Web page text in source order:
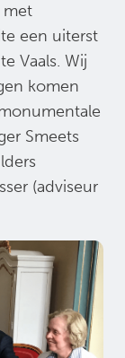
met
een uiterst
Vaals. Wij
komen
Smeets
(adviseur